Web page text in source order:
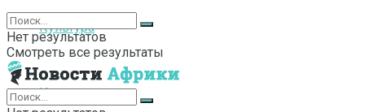
Культура
Интернет
Нет результатов
Смотреть все результаты